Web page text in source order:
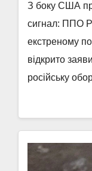
З боку США
сигнал: ППО
екстреному
відкрито
російську